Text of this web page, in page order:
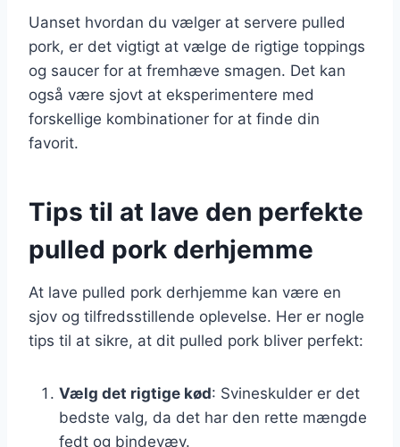
Uanset hvordan du vælger at servere pulled
pork, er det vigtigt at vælge de rigtige toppings
og saucer for at fremhæve smagen. Det kan
også være sjovt at eksperimentere med
forskellige kombinationer for at finde din
favorit.
Tips til at lave den perfekte
pulled pork derhjemme
At lave pulled pork derhjemme kan være en
sjov og tilfredsstillende oplevelse. Her er nogle
tips til at sikre, at dit pulled pork bliver perfekt:
Vælg det rigtige kød: Svineskulder er det
bedste valg, da det har den rette mængde
fedt og bindevæv.